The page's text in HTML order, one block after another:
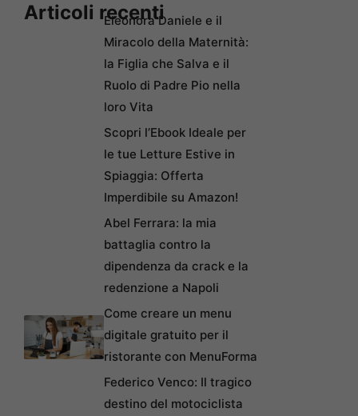
Articoli recentiEleonora Daniele e il
Miracolo della Maternità:
la Figlia che Salva e il
Ruolo di Padre Pio nella
loro Vita
Scopri l’Ebook Ideale per
le tue Letture Estive in
Spiaggia: Offerta
Imperdibile su Amazon!
Abel Ferrara: la mia
battaglia contro la
dipendenza da crack e la
redenzione a Napoli
Come creare un menu
digitale gratuito per il
ristorante con MenuForma
Federico Venco: Il tragico
destino del motociclista